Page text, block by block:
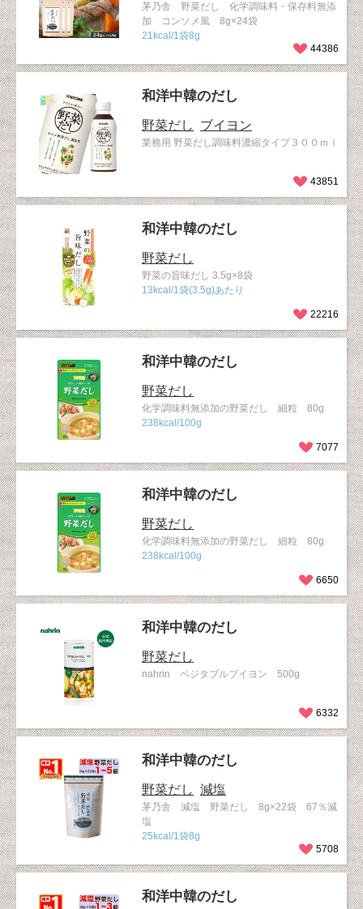
茅乃舎 野菜だし 化学調味料・保存料無添
加 コンソメ風 8g×24袋
21kcal/1袋8g
44386
和洋中韓のだし
野菜だし ブイヨン
業務用 野菜だし調味料濃縮タイプ３００ｍｌ
43851
和洋中韓のだし
野菜だし
野菜の旨味だし 3.5g×8袋
13kcal/1袋(3.5g)あたり
22216
和洋中韓のだし
野菜だし
化学調味料無添加の野菜だし 細粒 80g
238kcal/100g
7077
和洋中韓のだし
野菜だし
化学調味料無添加の野菜だし 細粒 80g
238kcal/100g
6650
和洋中韓のだし
野菜だし
nahrin ベジタブルブイヨン 500g
6332
和洋中韓のだし
野菜だし 減塩
茅乃舎 減塩 野菜だし 8g×22袋 67％減
塩
25kcal/1袋8g
5708
和洋中韓のだし